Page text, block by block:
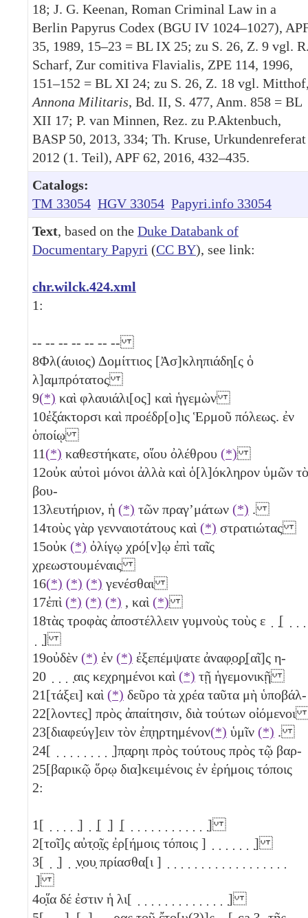
18; J. G. Keenan, Roman Criminal Law in a
Berlin Papyrus Codex (BGU IV 1024–1027),
35, 1989, 15–23 = BL IX 25; zu S. 26, Z. 9 vgl.
Scharf, Zur comitiva Flavialis, ZPE 114, 1996,
151–152 = BL XI 24; zu S. 26, Z. 18 vgl.
Annona Militaris, Bd. II, S. 477, Anm. 858 = BL
XII 17; P. van Minnen, Rez. zu P.Aktenbuch,
BASP 50, 2013, 334; Th. Kruse, Urkundenreferat
2012 (1. Teil), APF 62, 2016, 432–435.
Catalogs:
TM 33054 HGV 33054 Papyri.info 33054
Text, based on the Duke Databank of
Documentary Papyri (CC BY), see link:
chr.wilck.424.xml
1:
-- -- -- -- -- -- --
8Φλ(άυιος) Δομίττιος [Ἀσ]κληπιάδη[ς ὁ
λ]αμπρότατος
9(*) καὶ φλαυιάλι[ος] καὶ ἡγεμὼν
10ἐξάκτορσι καὶ προέδρ[ο]ις Ἑρμοῦ πόλεως. ἐν
ὁποίῳ
11(*) καθεστήκατε, οἵου ὀλέθρου (*)
12οὐκ αὐτοὶ μόνοι ἀλλὰ καὶ ὁ[λ]όκληρον ὑμῶν τὸ
βου-
13λευτήριον, ἡ (*) τῶν πραγ’μάτων (*) .
14τοὺς γὰρ γενναιοτάτους καὶ (*) στρατιώτας
15οὐκ (*) ὀλίγῳ χρό[ν]ῳ ἐπὶ ταῖς
χρεωστουμέναις
16(*) (*) (*) γενέσθαι
17ἐπὶ (*) (*) (*) , καὶ (*)
18τὰς τροφὰς ἀποστέλλειν γυμνοὺς τοὺς ε ̣ ̣[ ̣ ̣ ̣
̣ ̣]
19οὐδὲν (*) ἐν (*) ἐξεπέμψατε ἀναφ̣ο̣ρ̣[αῖ]ς η-
20 ̣ ̣ ̣ ̣αις κεχρημένοι καὶ (*) τῇ ἡγεμονικῇ
21[τάξει] καὶ (*) δεῦρο τὰ χρέα ταῦτα μὴ ὑποβάλ-
22[λοντες] πρὸς ἀπαίτησιν, διὰ τούτων
23[διαφεύγ]ειν τὸν ἐπ̣ηρτημένον(*) ὑμῖν (*) .
24[ ̣ ̣ ̣ ̣ ̣ ̣ ̣ ̣ ̣]π̣α̣ρηι πρὸς τούτους πρὸς τῷ βαρ-
25[βαρικῷ ὅρῳ δια]κειμένοις ἐν ἐρήμοις τόποις
2:
1[ ̣ ̣ ̣ ̣ ̣] ̣ ̣[ ̣] ̣[ ̣ ̣ ̣ ̣ ̣ ̣ ̣ ̣ ̣ ̣ ̣ ̣]
2[τοῖ]ς αὐτ̣ο̣ῖ̣ς ἐρ[ήμοις τόποις ] ̣ ̣ ̣ ̣ ̣ ̣ ̣]
3[ ̣ ̣] ̣ ̣ν̣ου̣ πρίασθα[ι ] ̣ ̣ ̣ ̣ ̣ ̣ ̣ ̣ ̣ ̣ ̣ ̣ ̣ ̣ ̣ ̣ ̣ ̣
̣]
4ο̣ἵα δέ ἐστιν ἡ λι[ ̣ ̣ ̣ ̣ ̣ ̣ ̣ ̣ ̣ ̣ ̣ ̣ ̣ ̣]